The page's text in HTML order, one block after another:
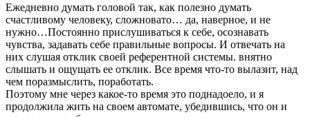
Ежедневно думать головой так, как полезно думать
счастливому человеку, сложновато… да, наверное, и не
нужно…Постоянно прислушиваться к себе, осознавать
чувства, задавать себе правильные вопросы. И отвечать на
них слушая отклик своей референтной системы. внятно
слышать и ощущать ее отклик. Все время что-то вылазит, над
чем поразмыслить, поработать.
Поэтому мне через какое-то время это поднадоело, и я
продолжила жить на своем автомате, убедившись, что он и